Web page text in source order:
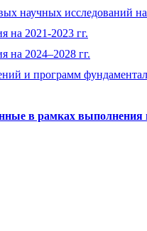
научных исследований
на 2021-2023 гг.
на 2024–2028 гг.
и программ
в рамках выполнения